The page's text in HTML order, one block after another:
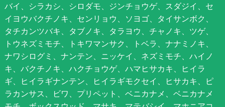
バイ、シラカシ、シロダモ、ジンチョウゲ、スダジイ、セ
イヨウバクチノキ、センリョウ、ソヨゴ、タイサンボク、
タチカンツバキ、タブノキ、タラヨウ、チャノキ、ツゲ、
トウネズミモチ、トキワマンサク、トベラ、ナナミノキ、
ナワシログミ、ナンテン、ニッケイ、ネズミモチ、ハイノ
キ、バクチノキ、ハクチョウゲ、ハマヒサカキ、ヒイラ
ギ、ヒイラギナンテン、ヒイラギモクセイ、ヒサカキ、ピ
ラカンサス、ビワ、プリペット、ベニカナメ、ベニカナメ